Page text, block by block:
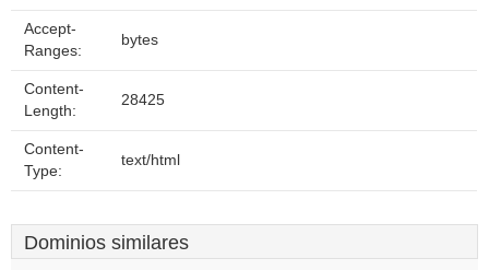
Accept-
Ranges:
bytes
Content-
Length:
28425
Content-
Type:
text/html
Dominios similares